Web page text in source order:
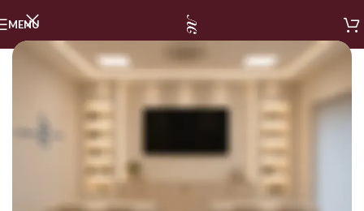
MENU